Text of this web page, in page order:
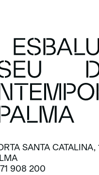
SANTA CATALINA,
908 200